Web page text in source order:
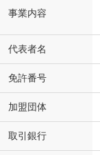
事業内容
代表者名
免許番号
加盟団体
取引銀行